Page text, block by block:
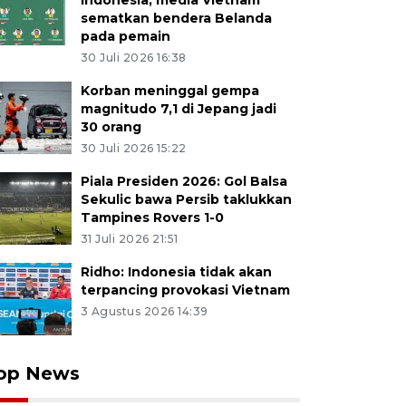
sematkan bendera Belanda
pada pemain
30 Juli 2026 16:38
Korban meninggal gempa
magnitudo 7,1 di Jepang jadi
30 orang
30 Juli 2026 15:22
Piala Presiden 2026: Gol Balsa
Sekulic bawa Persib taklukkan
Tampines Rovers 1-0
31 Juli 2026 21:51
Ridho: Indonesia tidak akan
terpancing provokasi Vietnam
3 Agustus 2026 14:39
News